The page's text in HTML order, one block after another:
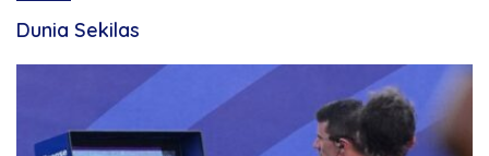
Dunia Sekilas